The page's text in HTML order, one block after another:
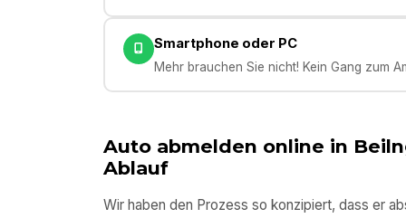
Smartphone oder PC
Mehr brauchen Sie nicht! Kein Gang zum
Auto abmelden online in
Ablauf
Wir haben den Prozess so konzipiert, dass er